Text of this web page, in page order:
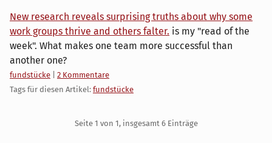
New research reveals surprising truths about why some
work groups thrive and others falter. is my "read of the
week". What makes one team more successful than
another one?
Kategorien:
fundstücke
2 Kommentare
Tags für diesen Artikel: fundstücke
Seite 1 von 1, insgesamt 6 Einträge